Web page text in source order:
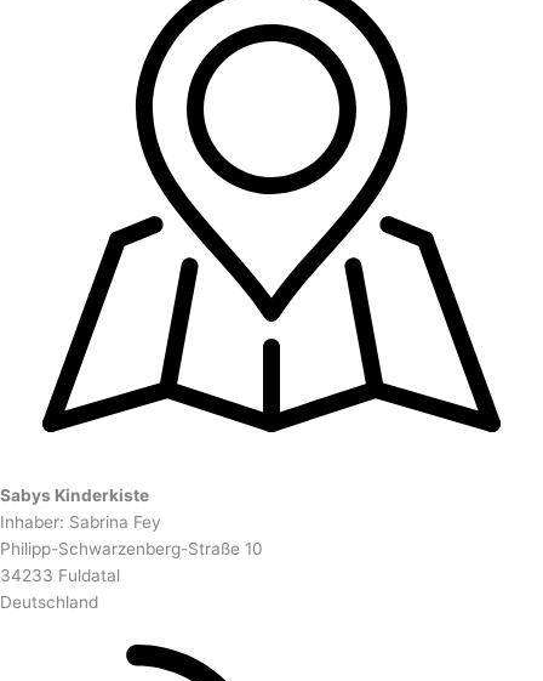
Sabys Kinderkiste
Inhaber: Sabrina Fey
Philipp-Schwarzenberg-Straße 10
34233 Fuldatal
Deutschland